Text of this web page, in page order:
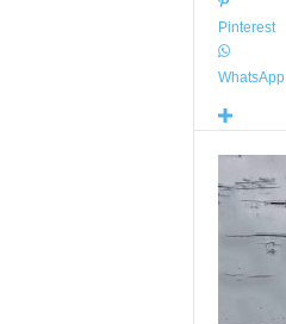
Pinterest
WhatsApp